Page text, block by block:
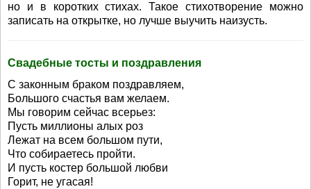
но и в коротких стихах. Такое стихотворение можно
записать на открытке, но лучше выучить наизусть.
Свадебные тосты и поздравления
С законным браком поздравляем,
Большого счастья вам желаем.
Мы говорим сейчас всерьез:
Пусть миллионы алых роз
Лежат на всем большом пути,
Что собираетесь пройти.
И пусть костер большой любви
Горит, не угасая!